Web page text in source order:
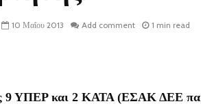
10 Μαΐου 2013 Add comment 1 min read
9 ΥΠΕΡ και 2 ΚΑΤΑ (ΕΣΑΚ ΔΕΕ